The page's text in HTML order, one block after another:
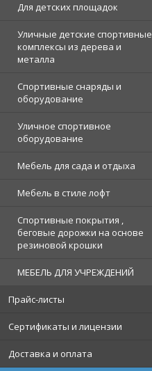
Для детских площадок
Уличные детские спортивные
комплексы из дерева и
металла
Спортивные снаряды и
оборудование
Уличное спортивное
оборудование
Мебель для сада и отдыха
Мебель в стиле лофт
Спортивные покрытия ,
беговые дорожки на основе
резиновой крошки
МЕБЕЛЬ ДЛЯ УЧРЕЖДЕНИЙ
Прайс-листы
Сертификаты и лицензии
Доставка и оплата